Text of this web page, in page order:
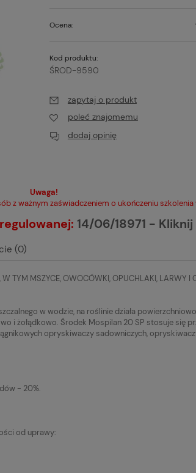
Ocena:
Kod produktu:
ŚROD-9590
zapytaj o produkt
poleć znajomemu
dodaj opinię
Uwaga!
z ważnym zaświadczeniem o ukończeniu szkolenia
14/06/18971 -
kosztów
(0)
TYM MSZYCE, OWOCÓWKI, OPUCHLAKI, LARWY I
w wodzie, na roślinie działa
i żołądkowo. Środek Mospilan 20 SP stosuje się
opryskiwaczy sadowniczych,
- 20%.
od uprawy: